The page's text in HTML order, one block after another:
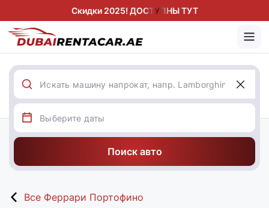
Скидки 2025! ДОСТУПНЫ ТУТ
Поиск авто
Все Феррари Портофино